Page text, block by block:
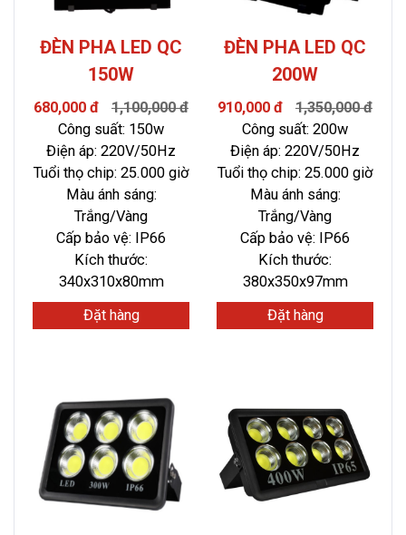
ĐÈN PHA LED QC
150W
680,000 đ
1,100,000 đ
Công suất: 150w
Điện áp: 220V/50Hz
Tuổi thọ chip: 25.000 giờ
Màu ánh sáng:
Trắng/Vàng
Cấp bảo vệ: IP66
Kích thước:
340x310x80mm
Đặt hàng
ĐÈN PHA LED QC
200W
910,000 đ
1,350,000 đ
Công suất: 200w
Điện áp: 220V/50Hz
Tuổi thọ chip: 25.000 giờ
Màu ánh sáng:
Trắng/Vàng
Cấp bảo vệ: IP66
Kích thước:
380x350x97mm
Đặt hàng